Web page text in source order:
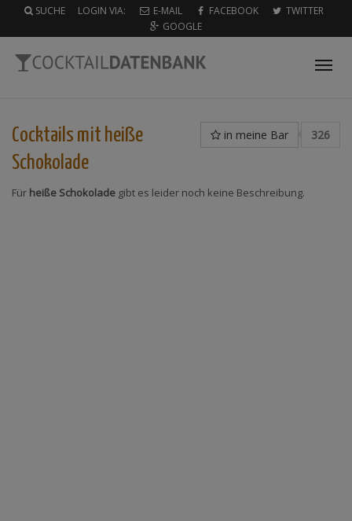
SUCHE LOGIN VIA: E-MAIL FACEBOOK
TWITTER
GOOGLE
in meine Bar 326
Cocktails mit heiße
Schokolade
Für heiße Schokolade gibt es leider noch keine Beschreibung.